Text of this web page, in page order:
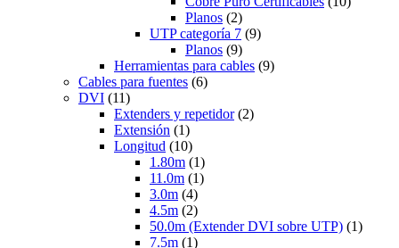
Planos (2)
UTP categoría 7 (9)
Planos (9)
Herramientas para cables (9)
Cables para fuentes (6)
DVI (11)
Extenders y repetidor (2)
Extensión (1)
Longitud (10)
1.80m (1)
11.0m (1)
3.0m (4)
4.5m (2)
50.0m (Extender DVI sobre UTP) (1)
7.5m (1)